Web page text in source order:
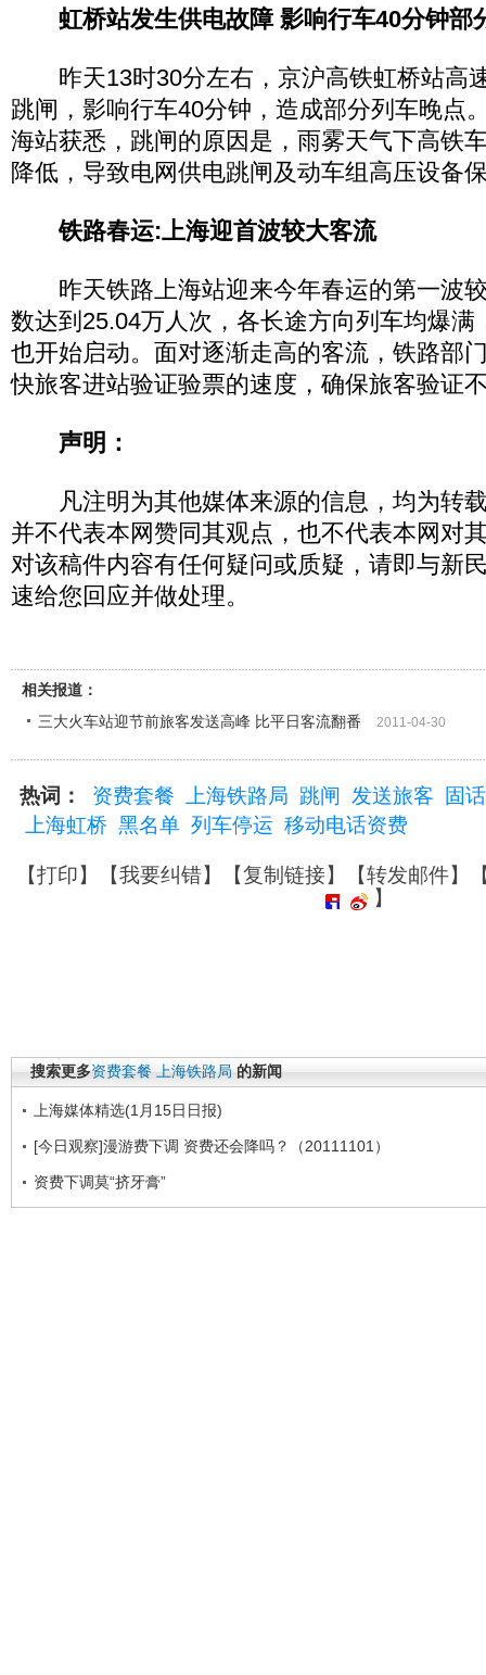
虹桥站发生供电故障 影响行车40分钟部
昨天13时30分左右，京沪高铁虹桥站高
跳闸，影响行车40分钟，造成部分列车晚点
海站获悉，跳闸的原因是，雨雾天气下高铁
降低，导致电网供电跳闸及动车组高压设备
铁路春运:上海迎首波较大客流
昨天铁路上海站迎来今年春运的第一波
数达到25.04万人次，各长途方向列车均爆满
也开始启动。面对逐渐走高的客流，铁路部
快旅客进站验证验票的速度，确保旅客验证
声明：
凡注明为其他媒体来源的信息，均为转
并不代表本网赞同其观点，也不代表本网对
对该稿件内容有任何疑问或质疑，请即与新
速给您回应并做处理。
相关报道：
三大火车站迎节前旅客发送高峰 比平日客流翻番
2011-04-30
热词： 资费套餐 上海铁路局 跳闸 发送旅客
固话
上海虹桥 黑名单 列车停运 移动电话资费
【打印】【我要纠错】【复制链接】【转发邮件】
】
搜索更多资费套餐 上海铁路局 的新闻
上海媒体精选(1月15日日报)
[今日观察]漫游费下调 资费还会降吗？（20111101）
资费下调莫“挤牙膏”